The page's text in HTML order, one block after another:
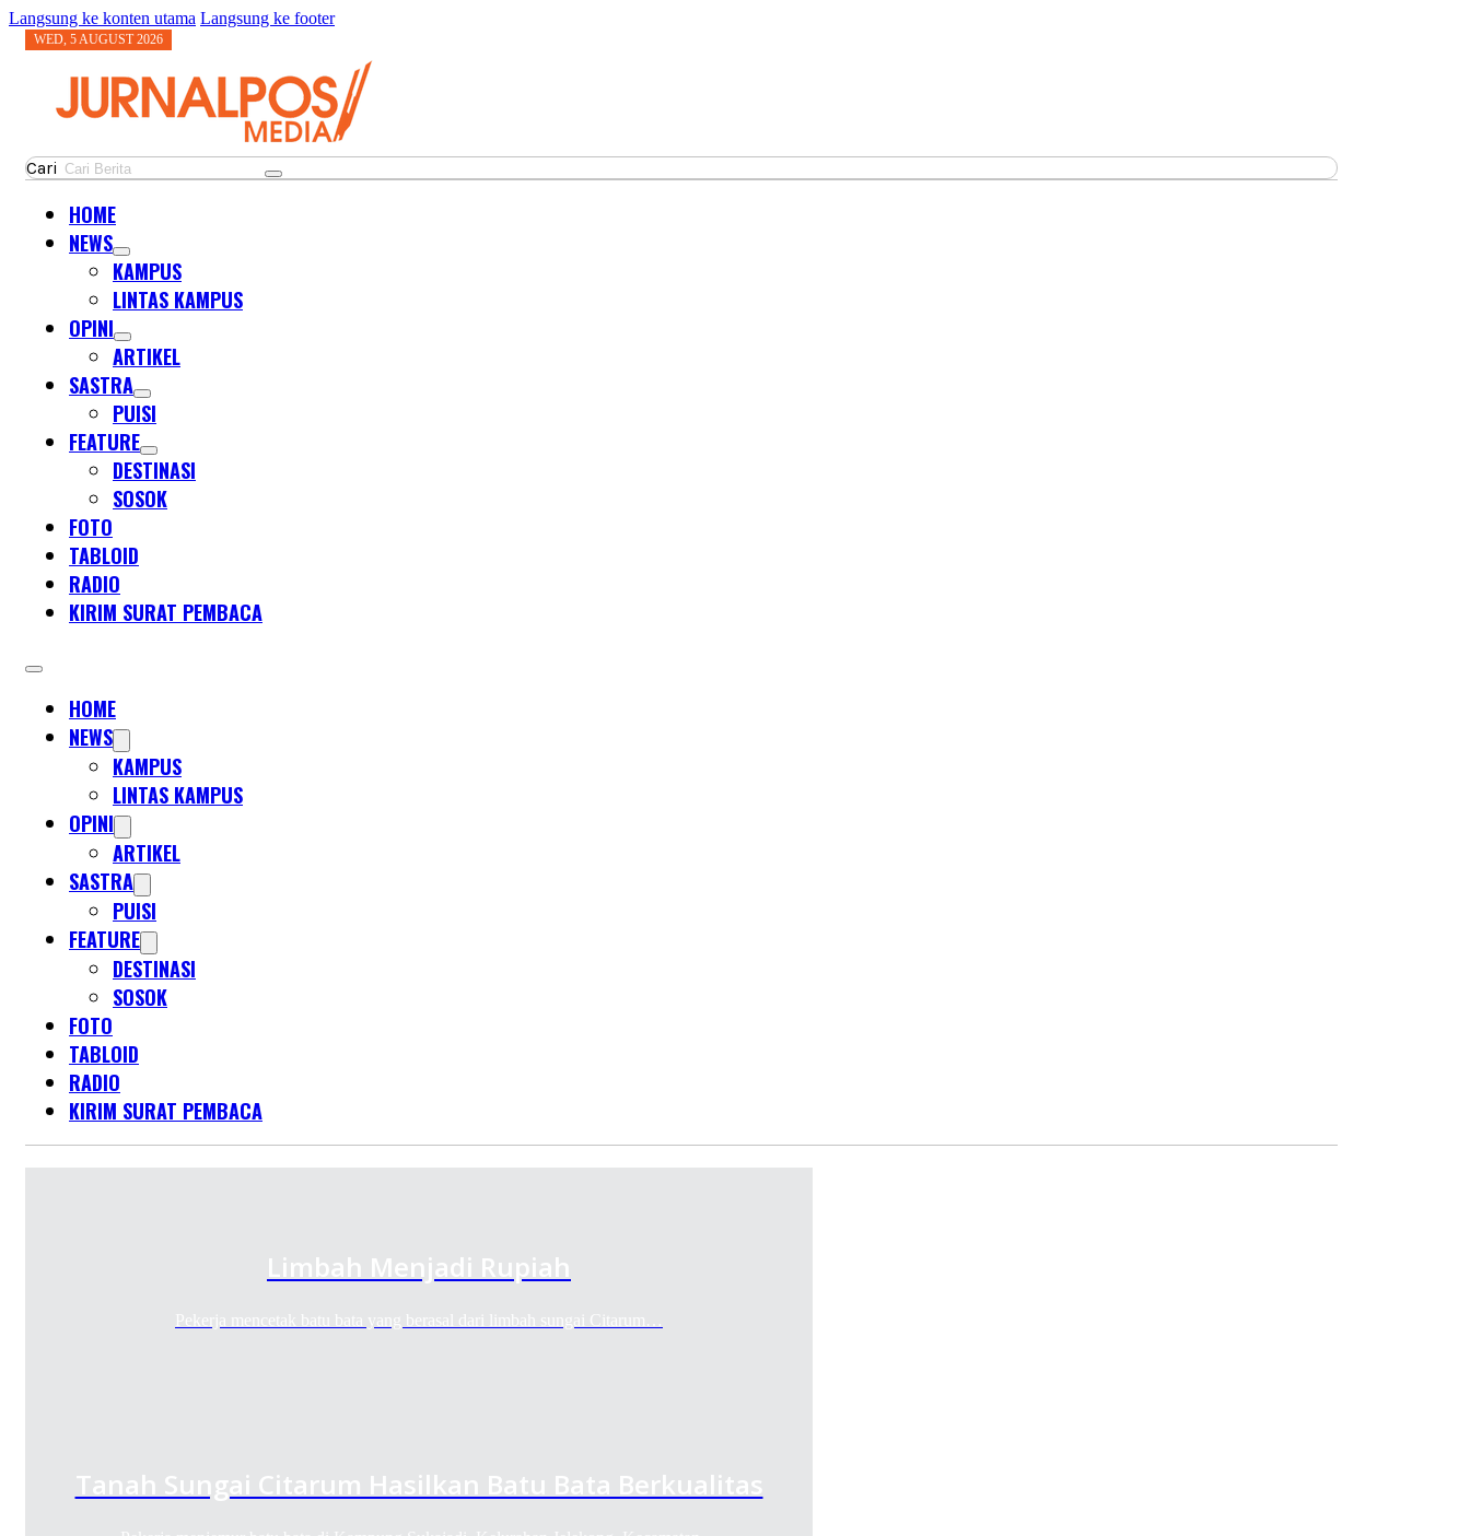
Langsung ke konten utama Langsung ke footer
WED, 5 AUGUST 2026
Cari
HOME
NEWS
KAMPUS
LINTAS KAMPUS
OPINI
ARTIKEL
SASTRA
PUISI
FEATURE
DESTINASI
SOSOK
FOTO
TABLOID
RADIO
KIRIM SURAT PEMBACA
HOME
NEWS
KAMPUS
LINTAS KAMPUS
OPINI
ARTIKEL
SASTRA
PUISI
FEATURE
DESTINASI
SOSOK
FOTO
TABLOID
RADIO
KIRIM SURAT PEMBACA
Limbah Menjadi Rupiah
Pekerja mencetak batu bata yang berasal dari limbah sungai Citarum…
Tanah Sungai Citarum Hasilkan Batu Bata Berkualitas